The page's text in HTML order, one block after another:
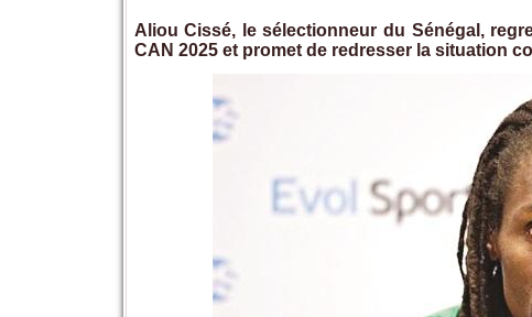
Aliou Cissé, le sélectionneur du Sénégal,
CAN 2025 et promet de redresser la situation